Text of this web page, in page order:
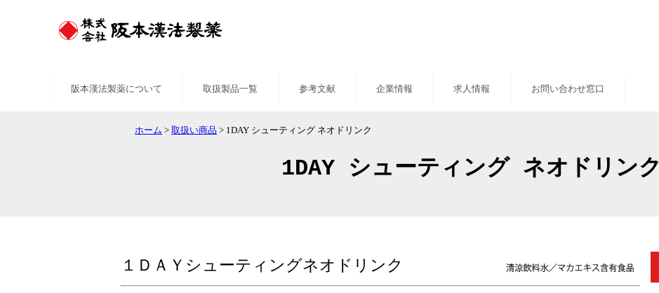
阪本漢法製薬について 取扱製品一覧 参考文献 企業情報 求人情報 お問い合わせ窓口
ホーム > 取扱い商品 > 1DAY シューティング ネオドリンク
1DAY シューティング ネオドリンク
１ＤＡＹシューティングネオドリンク